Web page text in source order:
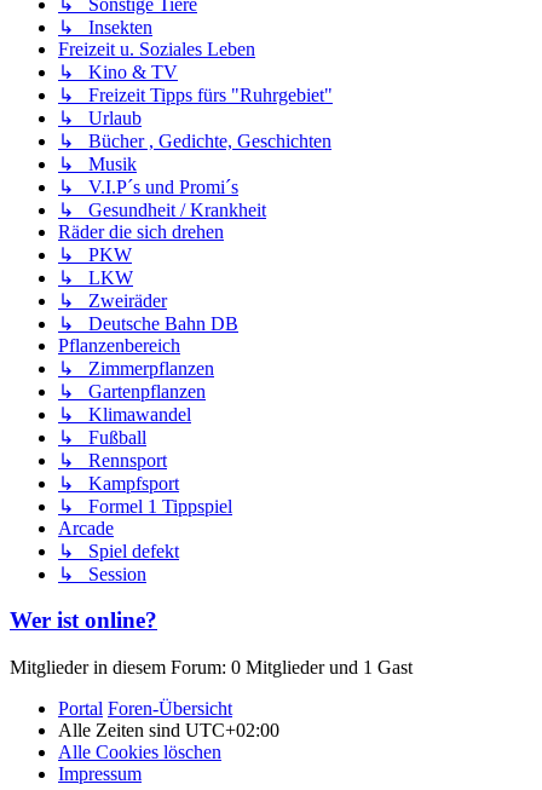
↳ Insekten
Freizeit u. Soziales Leben
↳ Kino & TV
↳ Freizeit Tipps fürs "Ruhrgebiet"
↳ Urlaub
↳ Bücher , Gedichte, Geschichten
↳ Musik
↳ V.I.P´s und Promi´s
↳ Gesundheit / Krankheit
Räder die sich drehen
↳ PKW
↳ LKW
↳ Zweiräder
↳ Deutsche Bahn DB
Pflanzenbereich
↳ Zimmerpflanzen
↳ Gartenpflanzen
↳ Klimawandel
↳ Fußball
↳ Rennsport
↳ Kampfsport
↳ Formel 1 Tippspiel
Arcade
↳ Spiel defekt
↳ Session
Wer ist online?
Mitglieder in diesem Forum: 0 Mitglieder und 1 Gast
Portal Foren-Übersicht
Alle Zeiten sind UTC+02:00
Alle Cookies löschen
Impressum